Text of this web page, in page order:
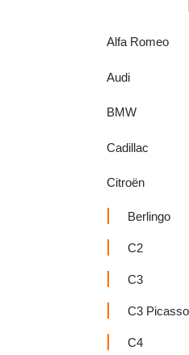
Alfa Romeo
Audi
BMW
Cadillac
Citroën
Berlingo
C2
C3
C3 Picasso
C4